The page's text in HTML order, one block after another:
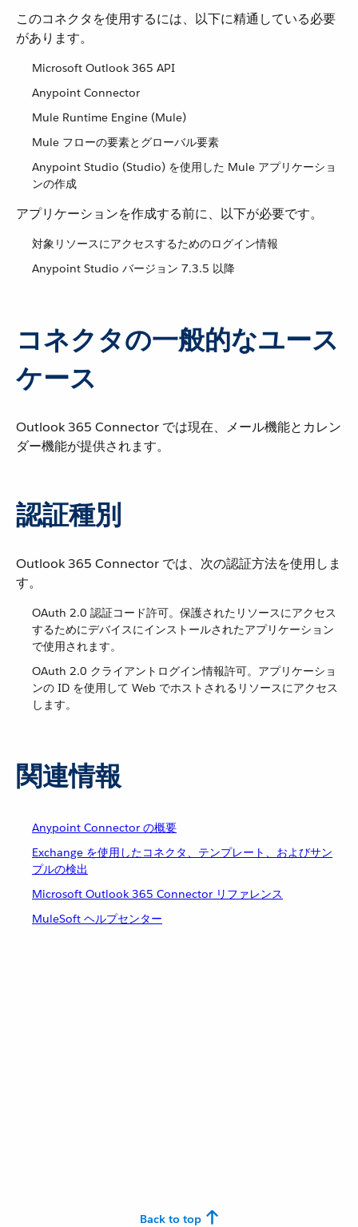
このコネクタを使用するには、以下に精通している必要
があります。
Microsoft Outlook 365 API
Anypoint Connector
Mule Runtime Engine (Mule)
Mule フローの要素とグローバル要素
Anypoint Studio (Studio) を使用した Mule アプリケーショ
ンの作成
アプリケーションを作成する前に、以下が必要です。
対象リソースにアクセスするためのログイン情報
Anypoint Studio バージョン 7.3.5 以降
コネクタの一般的なユース
ケース
Outlook 365 Connector では現在、メール機能とカレン
ダー機能が提供されます。
認証種別
Outlook 365 Connector では、次の認証方法を使用しま
す。
OAuth 2.0 認証コード許可。保護されたリソースにアクセス
するためにデバイスにインストールされたアプリケーション
で使用されます。
OAuth 2.0 クライアントログイン情報許可。アプリケーショ
ンの ID を使用して Web でホストされるリソースにアクセス
します。
関連情報
Anypoint Connector の概要
Exchange を使用したコネクタ、テンプレート、およびサン
プルの検出
Microsoft Outlook 365 Connector リファレンス
MuleSoft ヘルプセンター
Back to top